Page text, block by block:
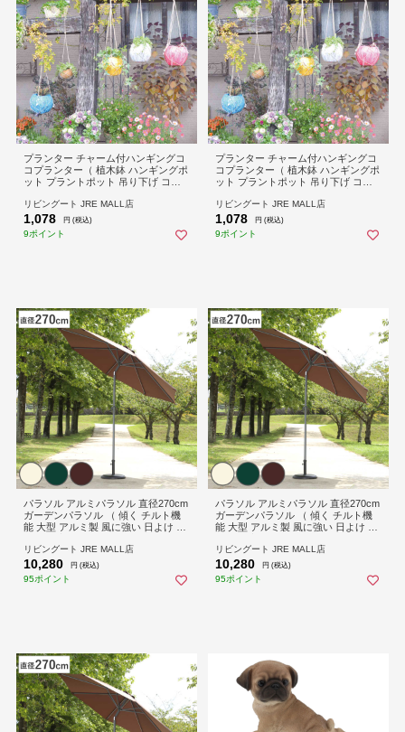
プランター チャーム付ハンギングコ
コプランター（ 植木鉢 ハンギングポ
ット プラントポット 吊り下げ ココ
ポット 植物 観葉植物 園芸 鉢カバー
貝殻 ガラス ガーデニング エクステ
リア ）【ブルー】
リビングート JRE MALL店
1,078 円 (税込)
9ポイント
プランター チャーム付ハンギングコ
コプランター（ 植木鉢 ハンギングポ
ット プラントポット 吊り下げ ココ
ポット 植物 観葉植物 園芸 鉢カバー
貝殻 ガラス ガーデニング エクステ
リア ）【ピンク】
リビングート JRE MALL店
1,078 円 (税込)
9ポイント
パラソル アルミパラソル 直径270cm
ガーデンパラソル （ 傾く チルト機
能 大型 アルミ製 風に強い 日よけ シ
閉 日傘 新生活 日除け おしゃれ ガー
デン用 アウトドア用 傘 ） 【グリー
ン】
リビングート JRE MALL店
10,280 円 (税込)
95ポイント
パラソル アルミパラソル 直径270cm
ガーデンパラソル （ 傾く チルト機
能 大型 アルミ製 風に強い 日よけ シ
閉 日傘 新生活 日除け おしゃれ ガー
デン用 アウトドア用 傘 ） 【ブラウ
ン】
リビングート JRE MALL店
10,280 円 (税込)
95ポイント